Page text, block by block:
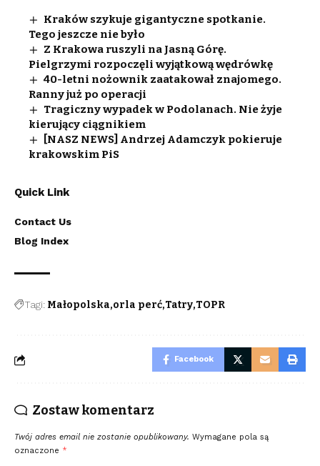
Kraków szykuje gigantyczne spotkanie.
Tego jeszcze nie było
Z Krakowa ruszyli na Jasną Górę.
Pielgrzymi rozpoczęli wyjątkową wędrówkę
40-letni nożownik zaatakował znajomego.
Ranny już po operacji
Tragiczny wypadek w Podolanach. Nie żyje
kierujący ciągnikiem
[NASZ NEWS] Andrzej Adamczyk pokieruje
krakowskim PiS
Quick Link
Contact Us
Blog Index
Tagi: Małopolska orla perć Tatry TOPR
Facebook
Zostaw komentarz
Twój adres email nie zostanie opublikowany. Wymagane pola są
oznaczone *